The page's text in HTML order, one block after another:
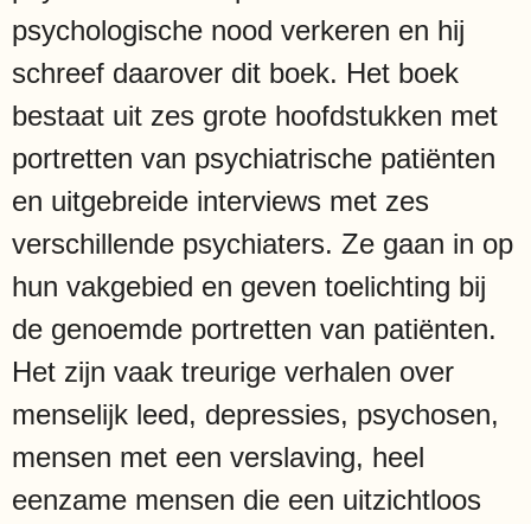
psychologische nood verkeren en hij
schreef daarover dit boek. Het boek
bestaat uit zes grote hoofdstukken met
portretten van psychiatrische patiënten
en uitgebreide interviews met zes
verschillende psychiaters. Ze gaan in op
hun vakgebied en geven toelichting bij
de genoemde portretten van patiënten.
Het zijn vaak treurige verhalen over
menselijk leed, depressies, psychosen,
mensen met een verslaving, heel
eenzame mensen die een uitzichtloos